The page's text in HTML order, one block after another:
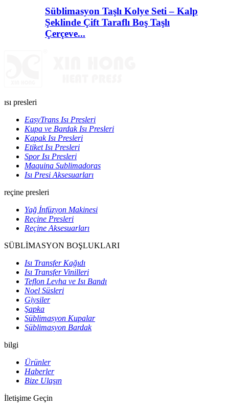
Süblimasyon Taşlı Kolye Seti – Kalp
Şeklinde Çift Taraflı Boş Taşlı
Çerçeve...
ısı presleri
EasyTrans Isı Presleri
Kupa ve Bardak Isı Presleri
Kapak Isı Presleri
Etiket Isı Presleri
Spor Isı Presleri
Maquina Sublimadoras
Isı Presi Aksesuarları
reçine presleri
Yağ İnfüzyon Makinesi
Reçine Presleri
Reçine Aksesuarları
SÜBLİMASYON BOŞLUKLARI
Isı Transfer Kağıdı
Isı Transfer Vinilleri
Teflon Levha ve Isı Bandı
Noel Süsleri
Giysiler
Şapka
Süblimasyon Kupalar
Süblimasyon Bardak
bilgi
Ürünler
Haberler
Bize Ulaşın
İletişime Geçin